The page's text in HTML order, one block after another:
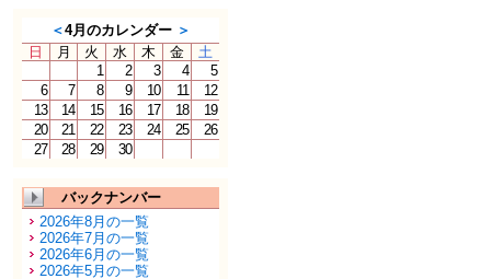
＜4月のカレンダー ＞
日
月 火 水 木 金
土
1
2 3 4
5
6
7 8 9 10 11
12
13
14 15 16 17 18
19
20
21 22 23 24 25
26
27
28 29 30
バックナンバー
2026年8月の一覧
2026年7月の一覧
2026年6月の一覧
2026年5月の一覧